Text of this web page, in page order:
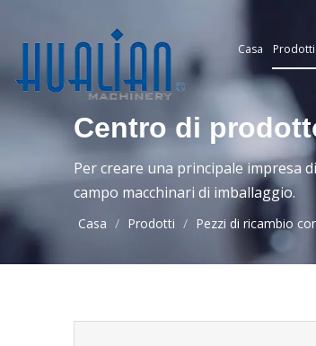
Casa Prodotti
Centro di
Per creare una principale impresa
campo macchinari di imballaggio.
Casa / Prodotti / Pezzi di ricambio